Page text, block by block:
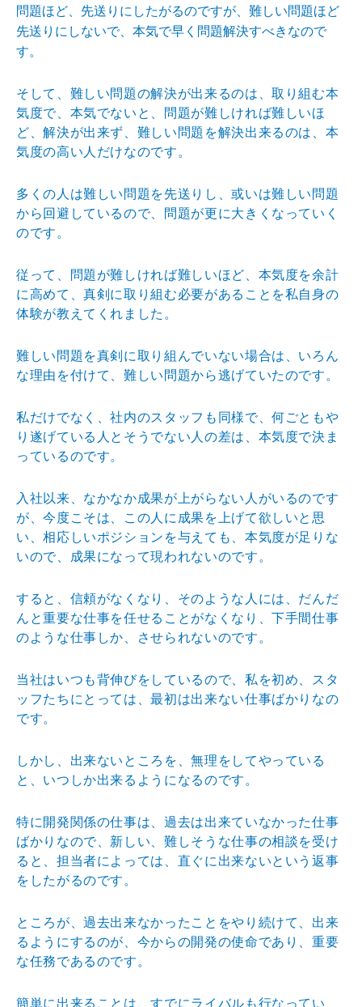
問題ほど、先送りにしたがるのですが、難しい問題ほど
先送りにしないで、本気で早く問題解決すべきなので
す。
そして、難しい問題の解決が出来るのは、取り組む本
気度で、本気でないと、問題が難しければ難しいほ
ど、解決が出来ず、難しい問題を解決出来るのは、本
気度の高い人だけなのです。
多くの人は難しい問題を先送りし、或いは難しい問題
から 回避しているので、問題が更に大きくなっていく
のです。
従って、問題が難しければ難しいほど、本気度を余計
に高めて、真剣に取り組む必要があることを私自身の
体験が教 えてくれました。
難しい問題を真剣に取り組んでいない場合は、いろん
な理由を付けて、難しい問題から逃げていたのです。
私だけでなく、社内のスタッフも同様で、何ごともや
り遂げている人とそうでない人の差は、本気度で決ま
っているのです。
入社以来、なかなか成果が上がらない人がいるのです
が、今度こそは、この人に成果を上げて欲しいと思
い、相応しいポジションを与えても、本気度が足りな
いので、成果になって現われないのです。
すると、信頼がなくなり、そのような人には、だんだ
んと重要な仕事を任せることがなくなり、下手間仕事
のような仕事しか、させられないのです。
当社はいつも背伸びをしているので、私を初め、スタ
ッフたちにとっては、最初は出来ない仕事ばかりなの
です。
しかし、出来ないところを、無理をしてやっている
と、いつしか出来るようになるのです。
特に開発関係の仕事は、過去は出来ていなかった仕事
ばかりなので、新しい、難しそうな仕事の相談を受け
ると、担 当者によっては、直ぐに出来ないという返事
をしたがるのです。
ところが、過去出来なかったことをやり続けて、出来
るよ うにするのが、今からの開発の使命であり、重要
な任務であるのです。
簡単に出来ることは、すでにライバルも行なってい